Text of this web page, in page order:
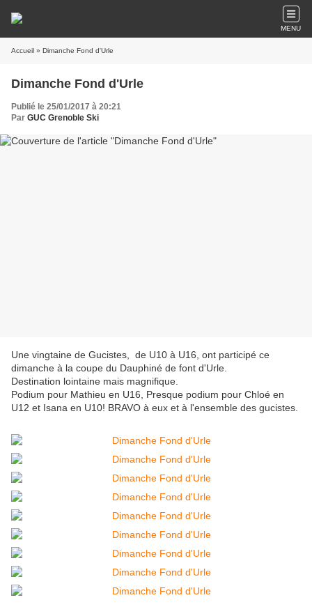
MENU
Accueil » Dimanche Fond d'Urle
Dimanche Fond d'Urle
Publié le 25/01/2017 à 20:21
Par GUC Grenoble Ski
Une vingtaine de Gucistes, de U10 à U16, ont participé ce
dimanche à la coupe du Dauphiné de font d'Urle.
Destination lointaine mais magnifique.
Podium pour Mathieu en U16, Presque podium pour Chloé en
U12 et Isana en U10! BRAVO à eux et à l'ensemble des gucistes.